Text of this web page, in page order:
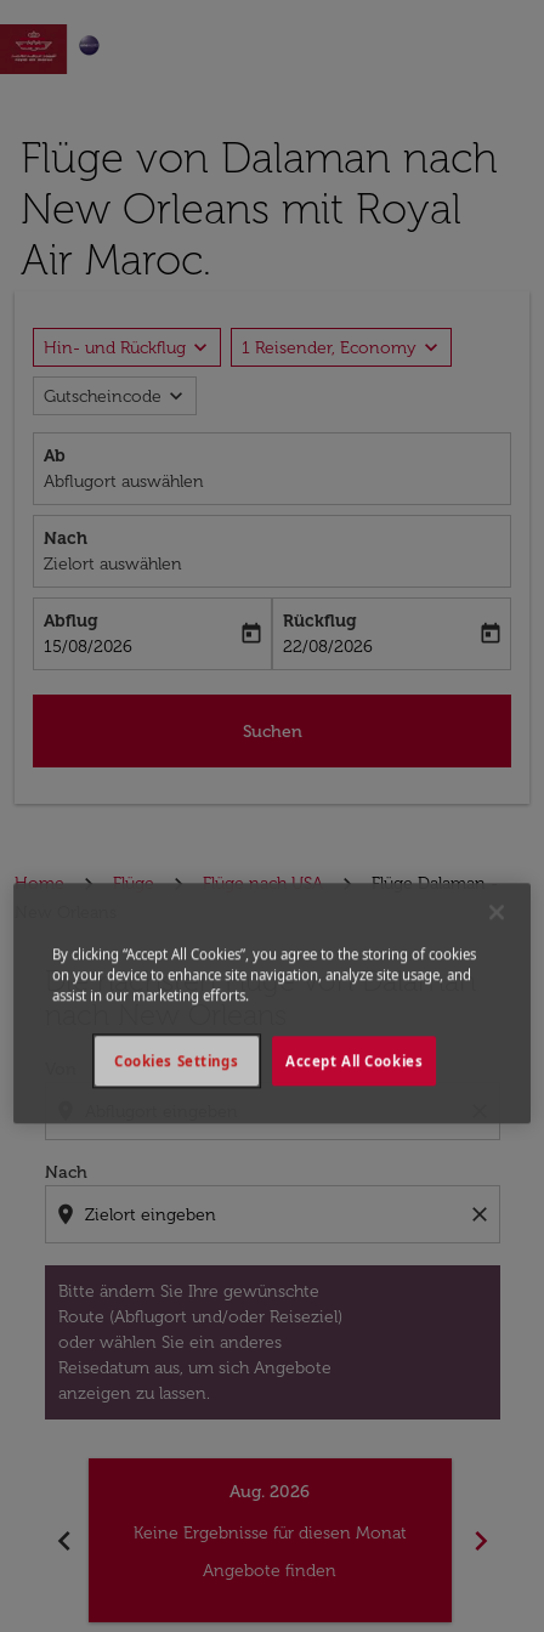

Flüge von Dalaman nach
New Orleans mit Royal
Air Maroc.
Hin- und Rückflug expand_more 1 Reisender, Economy expand_more
Gutscheincode expand_more
Ab
Abflugort auswählen
Nach
Zielort auswählen
Abflug
fc-booking-departure-date-aria-label
15/08/2026
today
Rückflug
fc-booking-return-date-aria-label
22/08/2026
today
Suchen
Home Flüge Flüge nach USA
Flüge Dalaman -
Die nächsten Flüge von Dalaman
nach New Orleans
Nach
location_on close
Bitte ändern Sie Ihre gewünschte
Route (Abflugort und/oder Reiseziel)
oder wählen Sie ein anderes
Reisedatum aus, um sich Angebote
anzeigen zu lassen.
Bitte ändern Sie Ihre gewünschte Route (Abflugort
chevron_left
Aug. 2026
Keine Ergebnisse für diesen Monat
Angebote finden
chevron_right
By clicking “Accept All Cookies”, you agree to the storing of cookies
on your device to enhance site navigation, analyze site usage, and
assist in our marketing efforts.
Accept All Cookies
Cookies Settings